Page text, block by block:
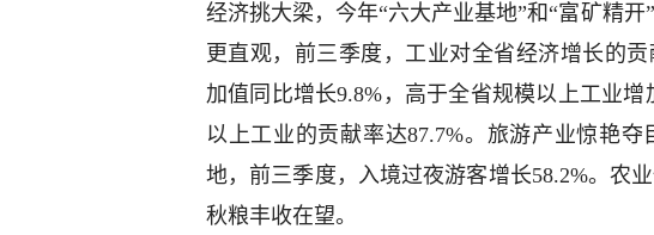
经济挑大梁，今年“六大产业基地”和“富矿精
更直观，前三季度，工业对全省经济增长的
加值同比增长9.8%，高于全省规模以上工业
以上工业的贡献率达87.7%。旅游产业惊艳
地，前三季度，入境过夜游客增长58.2%。农
秋粮丰收在望。